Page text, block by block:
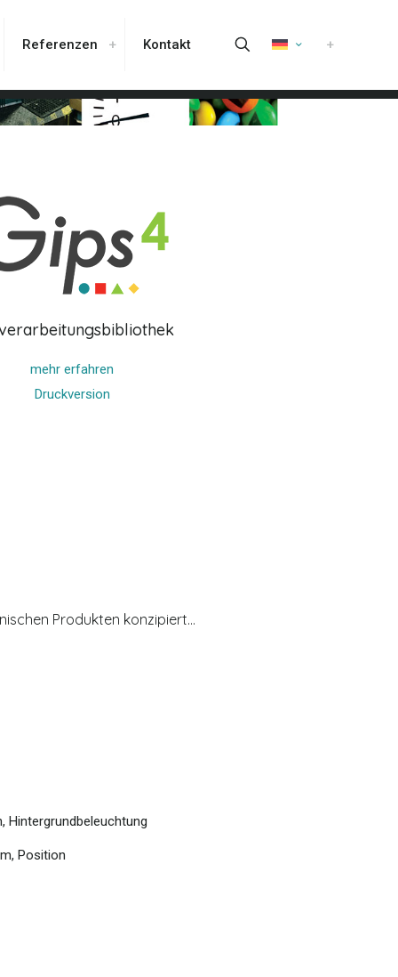
Referenzen Kontakt
mehr erfahren
Druckversion
Produkten konzipiert…
Hintergrundbeleuchtung
Position